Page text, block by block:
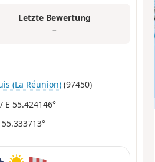
Letzte Bewertung
–
(La Réunion) (97450)
E 55.424146°